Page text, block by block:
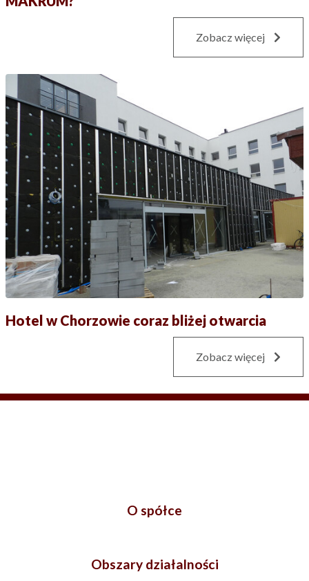
Zobacz więcej
Hotel w Chorzowie coraz bliżej otwarcia
Zobacz więcej
O spółce
Obszary działalności